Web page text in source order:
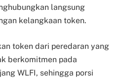
langsung
kelangkaan token.
token dari peredaran yang
berkomitmen pada
WLFI, sehingga porsi